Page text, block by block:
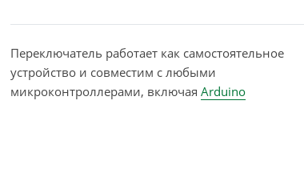
Переключатель работает как самостоятельное
устройство и совместим с любыми
микроконтроллерами, включая Arduino